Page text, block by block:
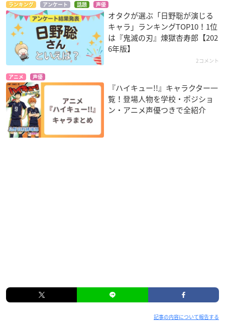
ランキング アンケート 話題 声優
オタクが選ぶ「日野聡が演じる
キャラ」ランキングTOP10！1位
は『鬼滅の刃』煉󠄁獄杏寿郎【202
6年版】
2コメント
アニメ 声優
『ハイキュー!!』キャラクター一
覧！登場人物を学校・ポジショ
ン・アニメ声優つきで全紹介
記事の内容について報告する